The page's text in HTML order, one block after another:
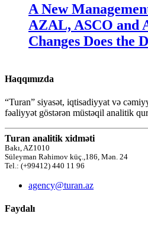
A New
AZAL, ASCO and
Changes Does the
Haqqımızda
“Turan” siyasət, iqtisadiyyat və
fəaliyyət göstərən müstəqil analitik
Turan analitik xidməti
Bakı, AZ1010
Süleyman Rəhimov küç.,186, Mən. 24
Tel.: (+99412) 440 11 96
agency@turan.az
Faydalı